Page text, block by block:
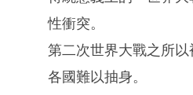
性衝突。
第二次世界大戰之所
各國難以抽身。